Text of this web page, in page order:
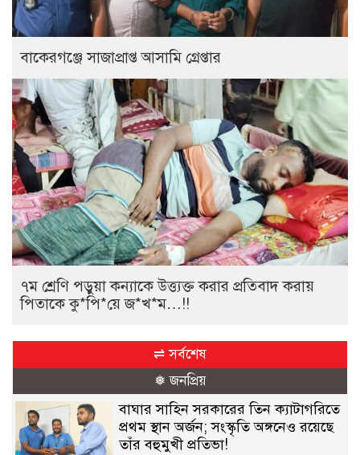
বাকেরগঞ্জে সাজাপ্রাপ্ত আসামি গ্রেপ্তার
৭ম শ্রেণি পড়ুয়া কন্যাকে উত্ত্যক্ত করার প্রতিবাদ করায়
পিতাকে কু*পি*য়ে জ*খ*ম…!!
⇌ সর্বশেষ
❅ জনপ্রিয়
বাঘার সাহিন সরকারের তিন ক্যাটাগরিতে
প্রথম স্থান অর্জন; সংস্কৃতি অঙ্গনেও রয়েছে
তাঁর বহুমুখী প্রতিভা!